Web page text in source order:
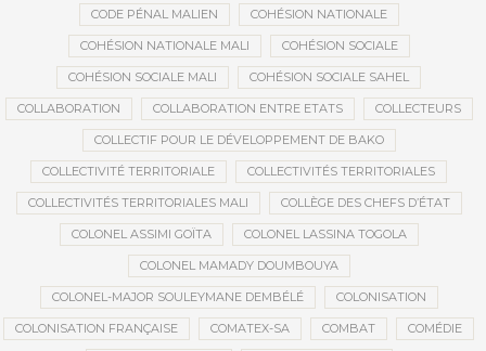
CODE PÉNAL MALIEN COHÉSION NATIONALE
COHÉSION NATIONALE MALI COHÉSION SOCIALE
COHÉSION SOCIALE MALI COHÉSION SOCIALE SAHEL
COLLABORATION COLLABORATION ENTRE ETATS COLLECTEURS
COLLECTIF POUR LE DÉVELOPPEMENT DE BAKO
COLLECTIVITÉ TERRITORIALE COLLECTIVITÉS TERRITORIALES
COLLECTIVITÉS TERRITORIALES MALI COLLÈGE DES CHEFS D’ÉTAT
COLONEL ASSIMI GOÏTA COLONEL LASSINA TOGOLA
COLONEL MAMADY DOUMBOUYA
COLONEL-MAJOR SOULEYMANE DEMBÉLÉ COLONISATION
COLONISATION FRANÇAISE COMATEX-SA COMBAT COMÉDIE